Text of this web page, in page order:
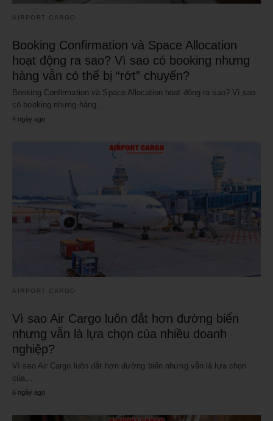
AIRPORT CARGO
Booking Confirmation và Space Allocation
hoạt động ra sao? Vì sao có booking nhưng
hàng vẫn có thể bị “rớt” chuyến?
Booking Confirmation và Space Allocation hoạt động ra sao? Vì sao
có booking nhưng hàng…
4 ngày ago
AIRPORT CARGO
Vì sao Air Cargo luôn đắt hơn đường biển
nhưng vẫn là lựa chọn của nhiều doanh
nghiệp?
Vì sao Air Cargo luôn đắt hơn đường biển nhưng vẫn là lựa chọn
của…
6 ngày ago